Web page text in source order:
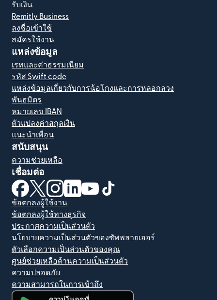
รับเงิน
Remitly Business
ลงชื่อเข้าใช้
สมัครใช้งาน
แหล่งข้อมูล
เรทและค่าธรรมเนียม
รหัส Swift code
แหล่งข้อมูลเกี่ยวกับการฉ้อโกงและการหลอกลวง
พันธมิตร
หมายเลข IBAN
ตัวแปลงค่าสกุลเงิน
แนะนำเพื่อน
สนับสนุน
ความช่วยเหลือ
เชื่อมต่อ
(เปิดในหน้าต่างใหม่)
(เปิดในหน้าต่างใหม่)
(เปิดในหน้าต่างใหม่)
(เปิดในหน้าต่างใหม่)
(เปิดในหน้าต่างใหม่)
ข้อตกลงผู้ใช้งาน
ข้อตกลงผู้ใช้ทางธุรกิจ
ประกาศความเป็นส่วนตัว
นโยบายความเป็นส่วนตัวของซัพพลายเออร์
ตัวเลือกความเป็นส่วนตัวของคุณ
ศูนย์ช่วยเหลือด้านความเป็นส่วนตัว
ความปลอดภัย
ความสามารถในการเข้าถึง